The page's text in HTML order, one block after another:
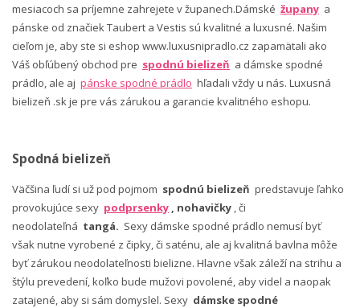
mesiacoch sa príjemne zahrejete v županech.Dámské župany a
pánske od značiek Taubert a Vestis sú kvalitné a luxusné. Našim
cieľom je, aby ste si eshop www.luxusnipradlo.cz zapamätali ako
Váš obľúbený obchod pre spodnú bielizeň a dámske spodné
prádlo, ale aj pánske spodné prádlo hľadali vždy u nás. Luxusná
bielizeň .sk je pre vás zárukou a garancie kvalitného eshopu.
Spodná bielizeň
Väčšina ľudí si už pod pojmom spodnú bielizeň predstavuje ľahko
provokujúce sexy podprsenky , nohavičky , či
neodolateľná tangá. Sexy dámske spodné prádlo nemusí byť
však nutne vyrobené z čipky, či saténu, ale aj kvalitná bavlna môže
byť zárukou neodolateľnosti bielizne. Hlavne však záleží na strihu a
štýlu prevedení, koľko bude mužovi povolené, aby videl a naopak
zatajené, aby si sám domyslel. Sexy dámske spodné